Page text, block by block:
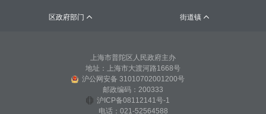
区政府部门  街道镇 
上海市普陀区人民政府主办
地址：上海市大渡河路1668号
沪公网安备 31010702001200号
邮政编码：200333
沪ICP备08112141号-1
电话：021-52564588